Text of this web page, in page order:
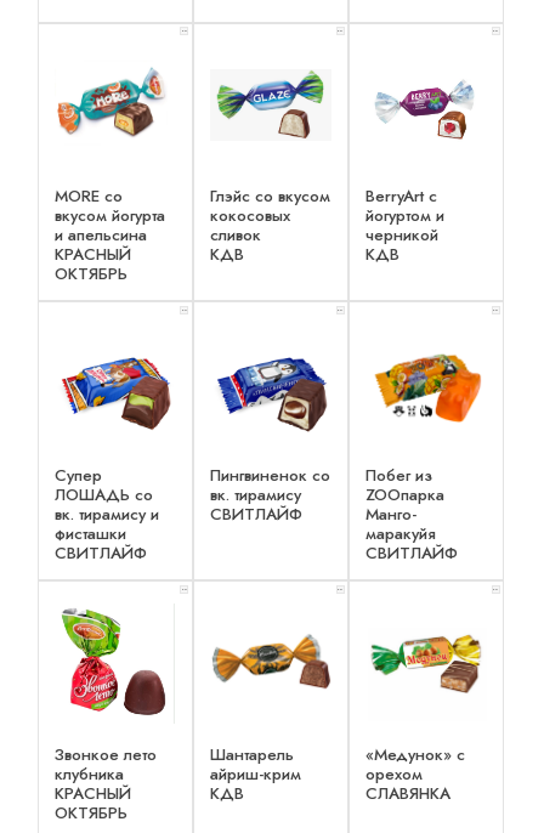
x 3
MORE со
вкусом йогурта
и апельсина
КРАСНЫЙ
ОКТЯБРЬ
x 3
Глэйс со вкусом
кокосовых
сливок
КДВ
x 3
BerryArt c
йогуртом и
черникой
КДВ
Супер
ЛОШАДЬ со
вк. тирамису и
фисташки
СВИТЛАЙФ
Пингвиненок со
вк. тирамису
СВИТЛАЙФ
Побег из
ZOOпарка
Манго-
маракуйя
СВИТЛАЙФ
Звонкое лето
клубника
КРАСНЫЙ
ОКТЯБРЬ
Шантарель
айриш-крим
КДВ
«Медунок» с
орехом
СЛАВЯНКА